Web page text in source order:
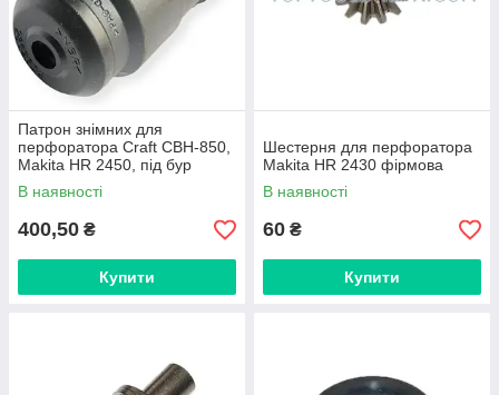
Патрон знімних для
перфоратора Craft CBH-850,
Makita HR 2450, під бур
В наявності
400,50 ₴
Купити
Шестерня для перфоратора
Makita HR 2430 фірмова
В наявності
60 ₴
Купити